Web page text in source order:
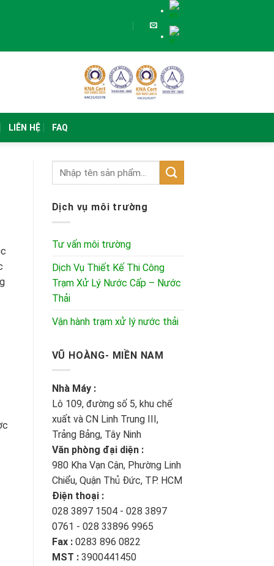
LIÊN HỆ FAQ
Dịch vụ môi trường
Tư vấn môi trường
Dịch Vụ Thiết Kế Thi Công
Trạm Xử Lý Nước Cấp – Nước
Thải
Vận hành trạm xử lý nước thải
VŨ HOÀNG- MIỀN NAM
Nhà Máy :
Lô 109, đường số 5, khu chế
xuất và CN Linh Trung III,
Trảng Bảng, Tây Ninh
Văn phòng đại diện :
980 Kha Vạn Cận, Phường Linh
Chiểu, Quận Thủ Đức, TP. HCM
Điện thoại :
028 3897 1504 - 028 3897
0761 - 028 33896 9965
Fax : 0283 896 0822
MST : 3900441450